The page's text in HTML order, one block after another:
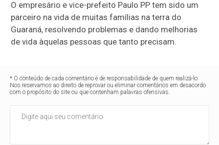
O empresário e vice-prefeito Paulo PP tem sido um
parceiro na vida de muitas famílias na terra do
Guaraná, resolvendo problemas e dando melhorias
de vida àquelas pessoas que tanto precisam.
* O conteúdo de cada comentário é de responsabilidade de quem realizá-lo.
Nos reservamos ao direito de reprovar ou eliminar comentários em desacordo
com o propósito do site ou que contenham palavras ofensivas.